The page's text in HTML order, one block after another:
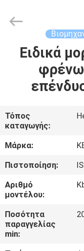
ΣΠΊΤΙ
ΠΡΟΪΌΝΤΑ
ΠΕΡΊΠΟΥ
ΕΜΕΊΣ
ΓΎΡΟΣ
ΠΟΙΟΤΙΚΌΣ
ΈΛΕΓΧΟΣ
Reserved.Ειδικά
Τόπος
καταγωγής:
Μάρκα:
Πιστοποίηση:
Αριθμό
μοντέλου:
Ποσότητα
παραγγελίας
min: